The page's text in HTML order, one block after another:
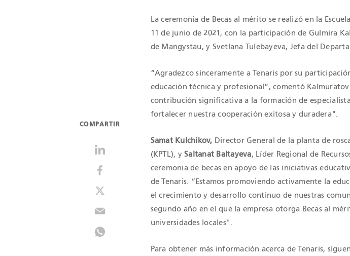
COMPARTIR
La ceremonia de Becas al mérito se realizó en la
11 de junio de 2021, con la participación de Gulmira
de Mangystau, y Svetlana Tulebayeva, Jefa del
“Agradezco sinceramente a Tenaris por su
educación técnica y profesional”, comentó
contribución significativa a la formación de
fortalecer nuestra cooperación exitosa y duradera".
Samat Kulchikov, Director General de la planta de
(KPTL), ySaltanat Baltayeva, Líder Regional de
ceremonia de becas en apoyo de las iniciativas
de Tenaris. “Estamos promoviendo activamente la
el crecimiento y desarrollo continuo de nuestras
segundo año en el que la empresa otorga Becas al
universidades locales".
Para obtener más información acerca de Tenaris,